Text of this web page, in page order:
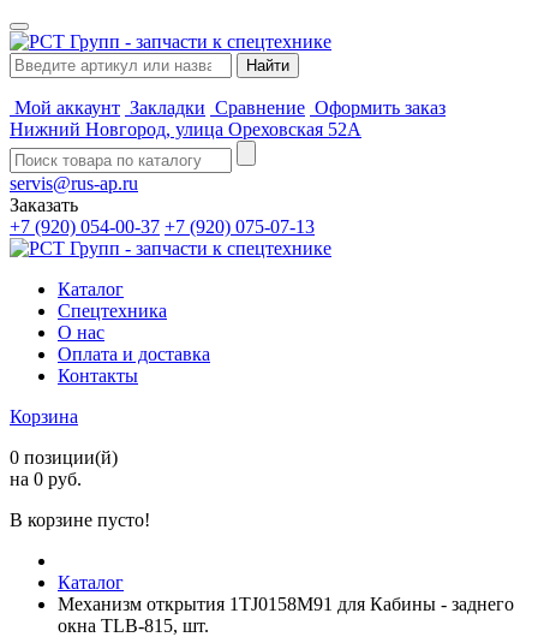
Мой аккаунт Закладки Сравнение Оформить заказ
Нижний Новгород, улица Ореховская 52А
servis@rus-ap.ru
Заказать
+7 (920) 054-00-37 +7 (920) 075-07-13
Каталог
Спецтехника
О нас
Оплата и доставка
Контакты
Корзина
0 позиции(й)
на 0 руб.
В корзине пусто!
Каталог
Механизм открытия 1TJ0158M91 для Кабины - заднего
окна TLB-815, шт.